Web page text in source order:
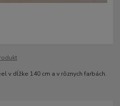
v dĺžke 140 cm a v rôznych farbách.